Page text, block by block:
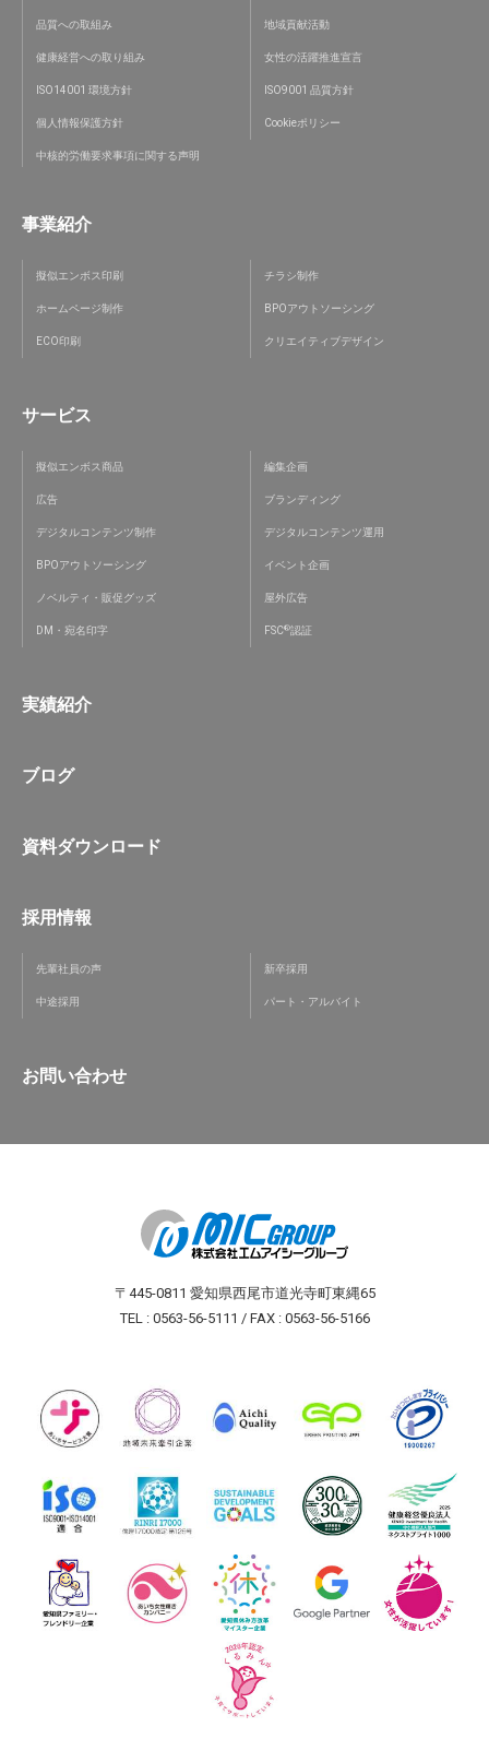
品質への取組み 地域貢献活動
健康経営への取り組み 女性の活躍推進宣言
ISO14001 環境方針 ISO9001 品質方針
個人情報保護方針 Cookieポリシー
中核的労働要求事項に関する声明
事業紹介
擬似エンボス印刷 チラシ制作
ホームページ制作 BPOアウトソーシング
ECO印刷 クリエイティブデザイン
サービス
擬似エンボス商品 編集企画
広告 ブランディング
デジタルコンテンツ制作 デジタルコンテンツ運用
BPOアウトソーシング イベント企画
ノベルティ・販促グッズ 屋外広告
DM・宛名印字 FSC®認証
実績紹介
ブログ
資料ダウンロード
採用情報
先輩社員の声 新卒採用
中途採用 パート・アルバイト
お問い合わせ
〒445-0811 愛知県西尾市道光寺町東縄65
TEL : 0563-56-5111 / FAX : 0563-56-5166